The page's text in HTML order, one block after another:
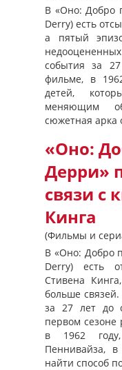
В «Оно: Добро
Derry) есть
а пятый
события за
фильме, в
детей,
меняющим
сюжетная арка
«Оно:
Дерри»
связи с
Кинга
(Фильмы и
В «Оно: Добро
Derry) есть
Стивена
больше
за 27 лет до
первом сезоне
в 1962
Пеннивайза,
найти способ